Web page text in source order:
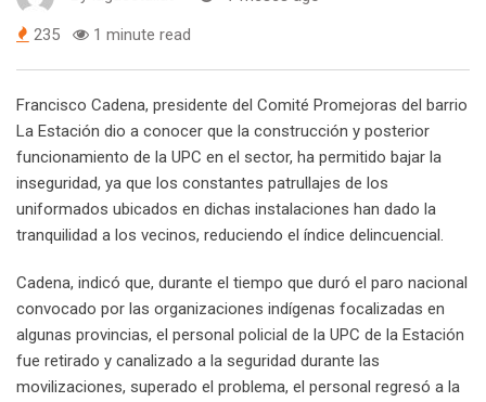
235 1 minute read
Francisco Cadena, presidente del Comité Promejoras del barrio
La Estación dio a conocer que la construcción y posterior
funcionamiento de la UPC en el sector, ha permitido bajar la
inseguridad, ya que los constantes patrullajes de los
uniformados ubicados en dichas instalaciones han dado la
tranquilidad a los vecinos, reduciendo el índice delincuencial.
Cadena, indicó que, durante el tiempo que duró el paro nacional
convocado por las organizaciones indígenas focalizadas en
algunas provincias, el personal policial de la UPC de la Estación
fue retirado y canalizado a la seguridad durante las
movilizaciones, superado el problema, el personal regresó a la